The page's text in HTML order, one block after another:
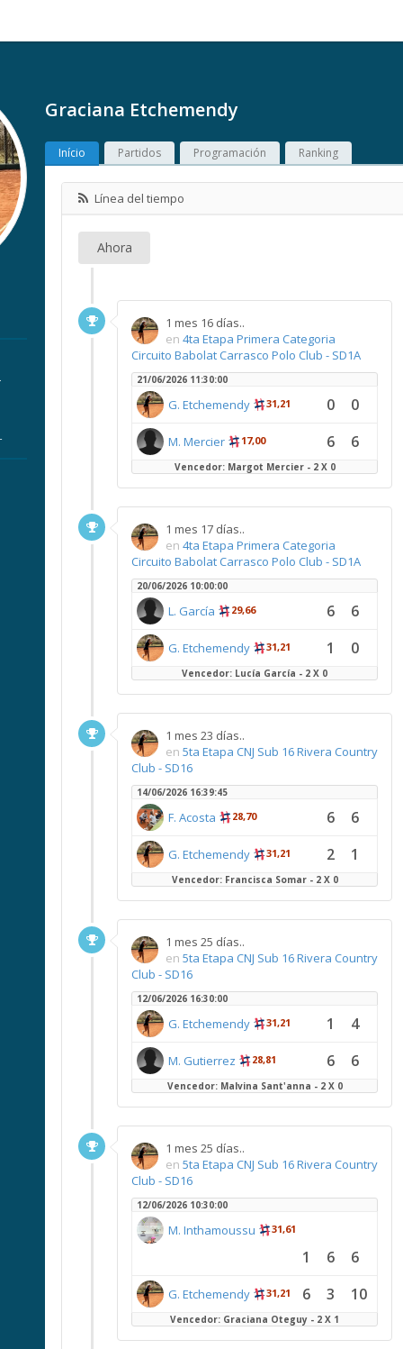
Graciana Etchemendy
Início Partidos Programación Ranking
Línea del tiempo
Ahora
1 mes 16 días..
en 4ta Etapa Primera Categoria
Circuito Babolat Carrasco Polo Club - SD1A
21/06/2026 11:30:00
G. Etchemendy 31,21 0 0
M. Mercier 17,00 6 6
Vencedor: Margot Mercier - 2 X 0
1 mes 17 días..
en 4ta Etapa Primera Categoria
Circuito Babolat Carrasco Polo Club - SD1A
20/06/2026 10:00:00
L. García 29,66 6 6
G. Etchemendy 31,21 1 0
Vencedor: Lucía García - 2 X 0
1 mes 23 días..
en 5ta Etapa CNJ Sub 16 Rivera Country
Club - SD16
14/06/2026 16:39:45
F. Acosta 28,70 6 6
G. Etchemendy 31,21 2 1
Vencedor: Francisca Somar - 2 X 0
1 mes 25 días..
en 5ta Etapa CNJ Sub 16 Rivera Country
Club - SD16
12/06/2026 16:30:00
G. Etchemendy 31,21 1 4
M. Gutierrez 28,81 6 6
Vencedor: Malvina Sant'anna - 2 X 0
1 mes 25 días..
en 5ta Etapa CNJ Sub 16 Rivera Country
Club - SD16
12/06/2026 10:30:00
M. Inthamoussu 31,61
1 6 6
G. Etchemendy 31,21 6 3 10
Vencedor: Graciana Oteguy - 2 X 1